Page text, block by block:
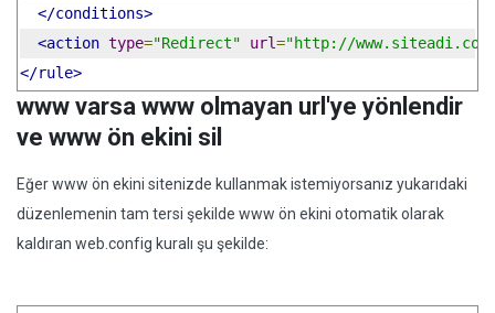
</conditions>
<action type="Redirect" url="http://
</rule>
www varsa www olmayan url'ye yönlendir
ve www ön ekini sil
Eğer www ön ekini sitenizde kullanmak istemiyorsanız yukarıdaki
düzenlemenin tam tersi şekilde www ön ekini otomatik olarak
kaldıran web.config kuralı şu şekilde: